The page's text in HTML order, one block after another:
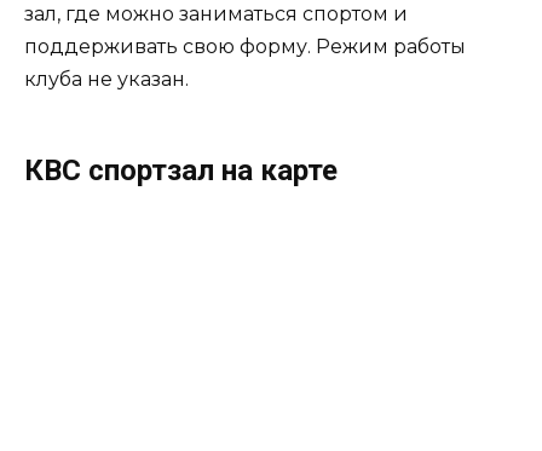
зал, где можно заниматься спортом и
поддерживать свою форму. Режим работы
клуба не указан.
КВС спортзал на карте